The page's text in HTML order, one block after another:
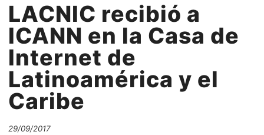
LACNIC recibió a
ICANN en la Casa de
Internet de
Latinoamérica y el
Caribe
29/09/2017